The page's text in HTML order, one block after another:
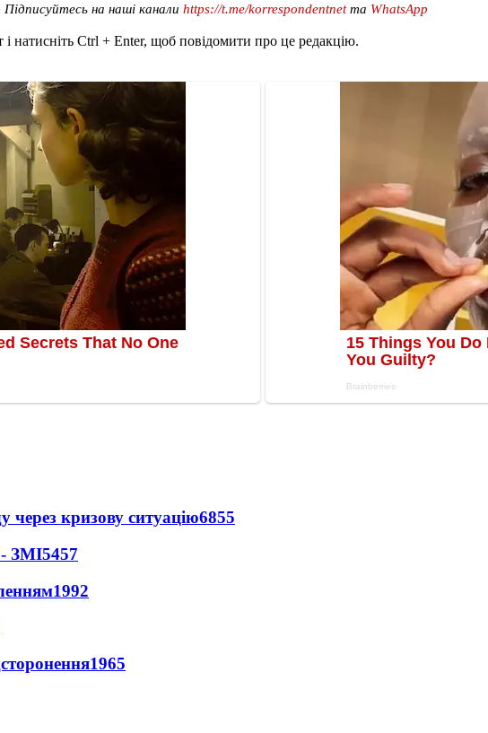
на наші канали https://t.me/korrespondentnetта WhatsApp
натисніть Ctrl + Enter, щоб повідомити про це редакцію.
кризову ситуацію6855
ЗМІ5457
1992
1965